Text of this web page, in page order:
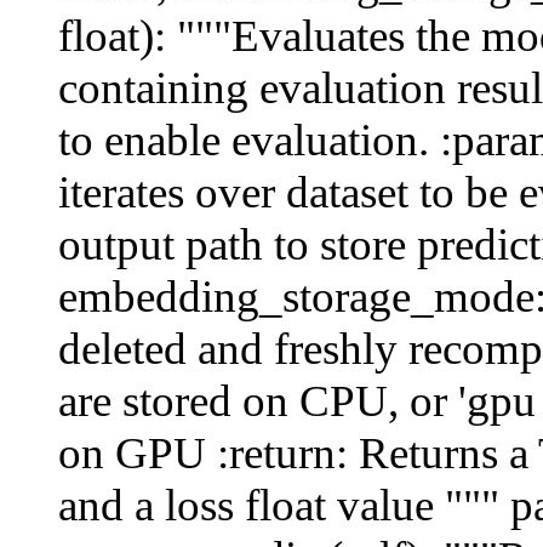
float): """Evaluates the
containing evaluation
to enable evaluation.
iterates over dataset to be
output path to store
deleted and freshly
are stored on CPU, or
on GPU :return: Returns
and a loss float value """